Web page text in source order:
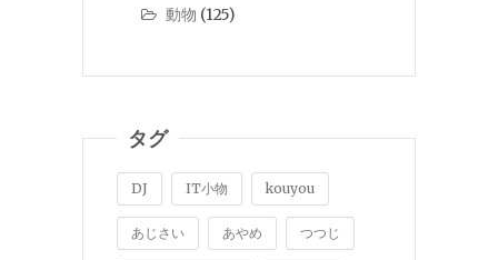
動物 (125)
タグ
DJ IT小物 kouyou
あじさい あやめ つつじ